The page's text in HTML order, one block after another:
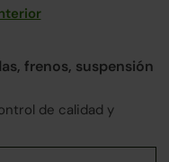
frenos, suspensión
de calidad y